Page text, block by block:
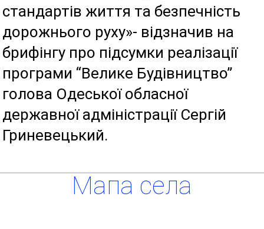
стандартів життя та безпечність
дорожнього руху»- відзначив на
брифінгу про підсумки реалізації
програми “Велике Будівництво”
голова Одеської обласної
державної адміністрації Сергій
Гриневецький.
Мапа села